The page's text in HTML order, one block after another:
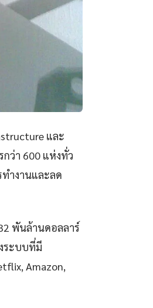
และ
ว่า 600 แห่งทั่ว
ทำงานและลด
พันล้านดอลลาร์
ระบบที่มี
Amazon,